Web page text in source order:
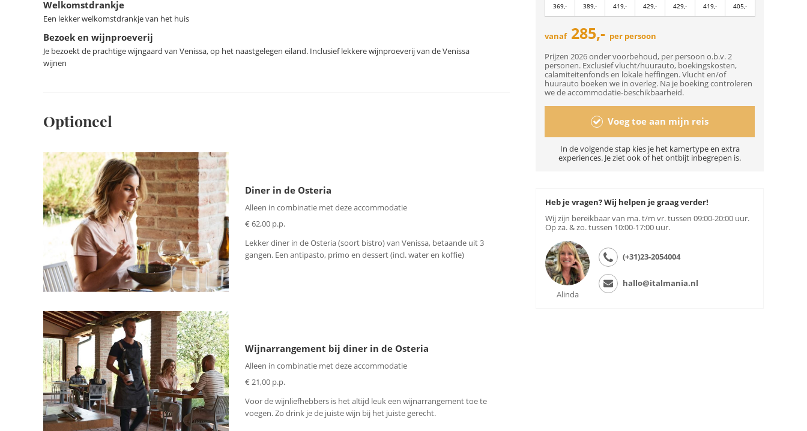
Welkomstdrankje
Een lekker welkomstdrankje van het huis
Bezoek en wijnproeverij
Je bezoekt de prachtige wijngaard van Venissa, op het naastgelegen eiland. Inclusief lekkere wijnproeverij van de Venissa
wijnen
Optioneel
Diner in de Osteria
Alleen in combinatie met deze accommodatie
€ 62,00 p.p.
Lekker diner in de Osteria (soort bistro) van Venissa, betaande uit 3
gangen. Een antipasto, primo en dessert (incl. water en koffie)
Wijnarrangement bij diner in de Osteria
Alleen in combinatie met deze accommodatie
€ 21,00 p.p.
Voor de wijnliefhebbers is het altijd leuk een wijnarrangement toe te
voegen. Zo drink je de juiste wijn bij het juiste gerecht.
369,- 389,- 419,- 429,- 429,- 419,- 405,-
vanaf 285,- per persoon
Prijzen 2026 onder voorbehoud, per persoon o.b.v. 2
personen. Exclusief vlucht/huurauto, boekingskosten,
calamiteitenfonds en lokale heffingen. Vlucht en/of
huurauto boeken we in overleg. Na je boeking controleren
we de accommodatie-beschikbaarheid.
Voeg toe aan mijn reis
In de volgende stap kies je het kamertype en extra
experiences. Je ziet ook of het ontbijt inbegrepen is.
Heb je vragen? Wij helpen je graag verder!
Wij zijn bereikbaar van ma. t/m vr. tussen 09:00-20:00 uur.
Op za. & zo. tussen 10:00-17:00 uur.
Alinda
(+31)23-2054004
hallo@italmania.nl